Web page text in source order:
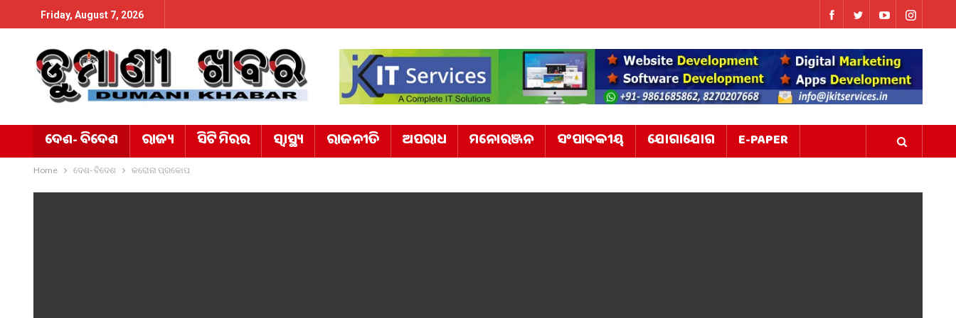
Friday, August 7, 2026
ଦେଶ- ବିଦେଶ ରାଜ୍ୟ ସିଟି ମିରର ସ୍ୱାସ୍ଥ୍ୟ ରାଜନୀତି ଅପରାଧ ମନୋରଞ୍ଜନ ସଂପାଦକୀୟ ଯୋଗାଯୋଗ E-PAPER
Home ଦେଶ- ବିଦେଶ କରୋନା ପ୍ରକୋପ